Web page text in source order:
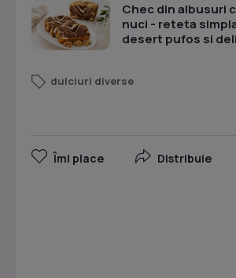
Chec din albusuri
nuci - reteta
desert pufos si
dulciuri diverse
Îmi place Distribuie